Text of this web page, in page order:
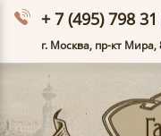
+ 7 (495) 798
г. Москва, пр-кт Мира,